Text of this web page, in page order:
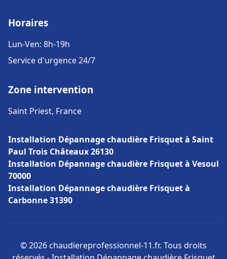
Horaires
Lun-Ven: 8h-19h
Service d'urgence 24/7
Zone intervention
Saint Priest, France
Installation Dépannage chaudière Frisquet à Saint
Paul Trois Châteaux 26130
Installation Dépannage chaudière Frisquet à Vesoul
70000
Installation Dépannage chaudière Frisquet à
Carbonne 31390
© 2026 chaudiereprofessionnel-11.fr. Tous droits